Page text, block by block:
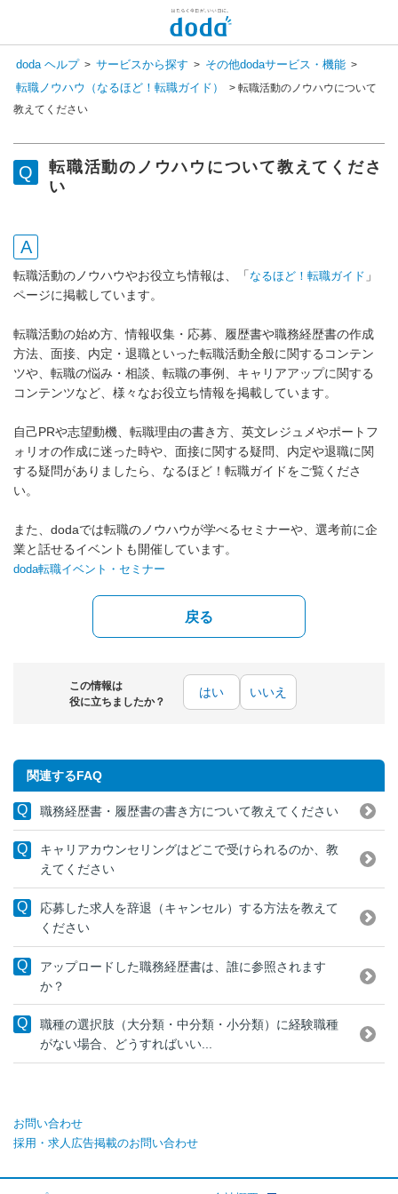
doda ヘルプ > サービスから探す > その他dodaサービス・機能 >
転職ノウハウ（なるほど！転職ガイド） > 転職活動のノウハウについて
教えてください
転職活動のノウハウについて教えてくださ
い
転職活動のノウハウやお役立ち情報は、「なるほど！転職ガイド 」
ページに掲載しています。
転職活動の始め方、情報収集・応募、履歴書や職務経歴書の作成
方法、面接、内定・退職といった転職活動全般に関するコンテン
ツや、転職の悩み・相談、転職の事例、キャリアアップに関する
コンテンツなど、様々なお役立ち情報を掲載しています。
自己PRや志望動機、転職理由の書き方、英文レジュメやポートフ
ォリオの作成に迷った時や、面接に関する疑問、内定や退職に関
する疑問がありましたら、なるほど！転職ガイドをご覧くださ
い。
また、dodaでは転職のノウハウが学べるセミナーや、選考前に企
業と話せるイベントも開催しています。
doda転職イベント・セミナー
戻る
この情報は
役に立ちましたか？
はい いいえ
関連するFAQ
職務経歴書・履歴書の書き方について教えてください
キャリアカウンセリングはどこで受けられるのか、教
えてください
応募した求人を辞退（キャンセル）する方法を教えて
ください
アップロードした職務経歴書は、誰に参照されます
か？
職種の選択肢（大分類・中分類・小分類）に経験職種
がない場合、どうすればいい...
お問い合わせ
採用・求人広告掲載のお問い合わせ